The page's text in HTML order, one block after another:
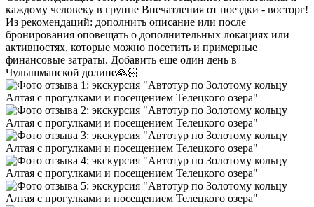
каждому человеку в группе Впечатления от поездки - восторг!
Из рекомендаций: дополнить описание или после
бронирования оповещать о дополнительных локациях или
активностях, которые можно посетить и примерные
финансовые затраты. Добавить еще один день в
Чулышманской долине🙏🏻